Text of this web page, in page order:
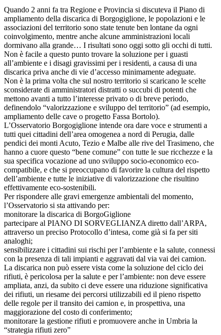
Quando 2 anni fa tra Regione e Provincia si discuteva il Piano di
ampliamento della discarica di Borgogiglione, le popolazioni e le
associazioni del territorio sono state tenute ben lontane da ogni
coinvolgimento, mentre anche alcune amministrazioni locali
dormivano alla grande… I risultati sono oggi sotto gli occhi di tutti.
Non è facile a questo punto trovare la soluzione per i guasti
all’ambiente e i disagi gravissimi per i residenti, a causa di una
discarica priva anche di vie d’accesso minimamente adeguate.
Non è la prima volta che sul nostro territorio si scaricano le scelte
sconsiderate di amministratori distratti o succubi di potenti che
mettono avanti a tutto l’interesse privato o di breve periodo,
definendolo “valorizzazione e sviluppo del territorio” (ad esempio,
ampliamento delle cave o progetto Fassa Bortolo).
L’Osservatorio Borgogiglione intende ora dare voce e strumenti a
tutti quei cittadini dell’area omogenea a nord di Perugia, dalle
pendici dei monti Acuto, Tezio e Malbe alle rive del Trasimeno, che
hanno a cuore questo “bene comune” con tutte le sue ricchezze e la
sua specifica vocazione ad uno sviluppo socio-economico eco-
compatibile, e che si preoccupano di favorire la cultura del rispetto
dell’ambiente e tutte le iniziative di valorizzazione che risultino
effettivamente eco-sostenibili.
Per rispondere alle gravi emergenze ambientali del momento,
l’Osservatorio si sta attivando per:
monitorare la discarica di BorgoGiglione
partecipare al PIANO DI SORVEGLIANZA diretto dall’ARPA,
attraverso un preciso Protocollo d’intesa, come già si fa per siti
analoghi;
sensibilizzare i cittadini sui rischi per l’ambiente e la salute, connessi
con la presenza di tali impianti e aggravati dal via vai dei camion.
La discarica non può essere vista come la soluzione del ciclo dei
rifiuti, è pericolosa per la salute e per l’ambiente: non deve essere
ampliata, anzi, da subito ci deve essere una riduzione significativa
dei rifiuti, un riesame dei percorsi utilizzabili ed il pieno rispetto
delle regole per il transito dei camion e, in prospettiva, una
maggiorazione del costo di conferimento;
monitorare la gestione rifiuti e promuovere anche in Umbria la
“strategia rifiuti zero”